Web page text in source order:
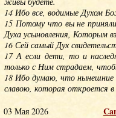
14 Ибо все, водимые Духом
15 Потому что вы не
Духа усыновления, Которым
16 Сей самый Дух
17 А если дети, то и
только с Ним страдаем,
18 Ибо думаю, что нынешние
славою, которая откроется в
03 Мая 2026